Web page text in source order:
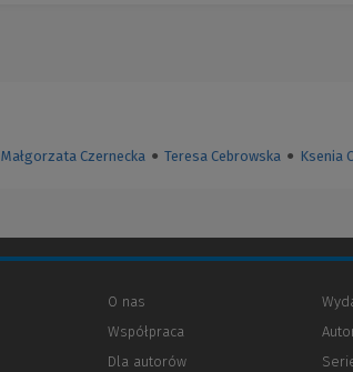
Małgorzata Czernecka ● Teresa Cebrowska ● Ksenia
O nas
Współpraca
Dla autorów